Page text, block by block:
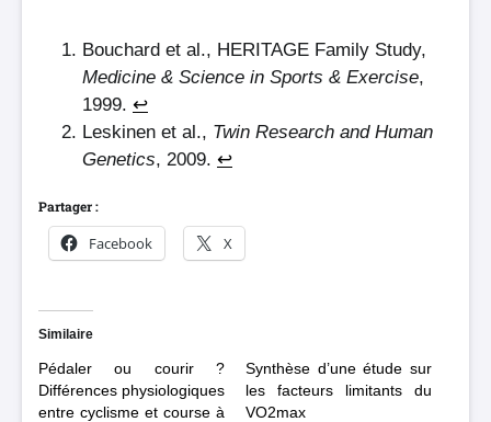
Bouchard et al., HERITAGE Family Study,
Medicine & Science in Sports & Exercise,
1999. ↩︎
Leskinen et al., Twin Research and Human
Genetics, 2009. ↩︎
Partager :
Facebook X
Similaire
Pédaler ou courir ?
Différences physiologiques
entre cyclisme et course à
Synthèse d’une étude sur
les facteurs limitants du
VO2max